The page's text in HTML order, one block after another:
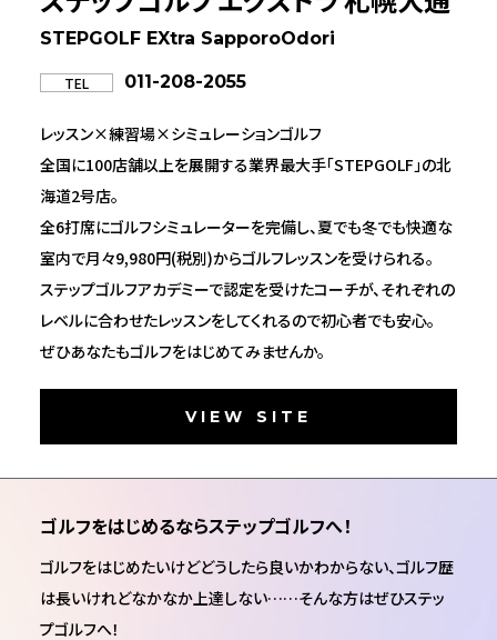
STEPGOLF EXtra SapporoOdori
TEL 011-208-2055
レッスン×練習場×シミュレーションゴルフ
全国に100店舗以上を展開する業界最大手「STEPGOLF」の北
海道2号店。
全6打席にゴルフシミュレーターを完備し、夏でも冬でも快適な
室内で月々9,980円(税別)からゴルフレッスンを受けられる。
ステップゴルフアカデミーで認定を受けたコーチが、それぞれの
レベルに合わせたレッスンをしてくれるので初心者でも安心。
ぜひあなたもゴルフをはじめてみませんか。
VIEW SITE
ゴルフをはじめるならステップゴルフへ！
ゴルフをはじめたいけどどうしたら良いかわからない、ゴルフ歴
は長いけれどなかなか上達しない……そんな方はぜひステッ
プゴルフへ！